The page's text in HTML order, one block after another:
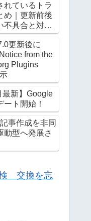
れているトラ
め｜更新前後
不具合と対処
更新後に
from the
Plugins
最新】Google
ート開始！
事作成を非同
動型へ発展さ